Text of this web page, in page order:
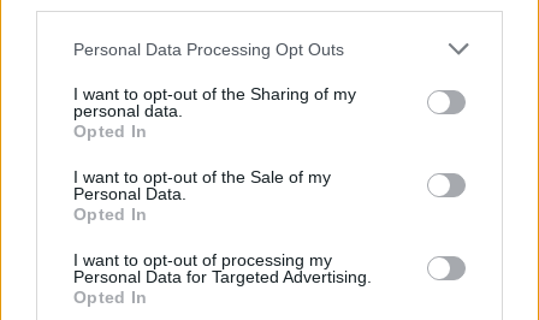
Personal Data Processing Opt Outs
I want to opt-out of the Sharing of my
personal data.
Opted In
I want to opt-out of the Sale of my
Personal Data.
Opted In
I want to opt-out of processing my
Personal Data for Targeted Advertising.
Opted In
A esta edad existen más posibilidades de que se
padezcan con mayor frecuencia enfermedades
más asidua. Por lo que, esen esta etapa de la vida,
contar con un seguro de salud
en una opción importante y ventajosa
seguro de salud destinado a personas mayores
debe desarrollarse considerando individualmente